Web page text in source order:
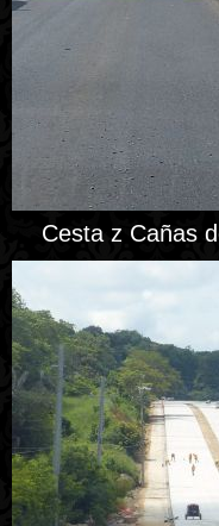
Cesta z Cañas